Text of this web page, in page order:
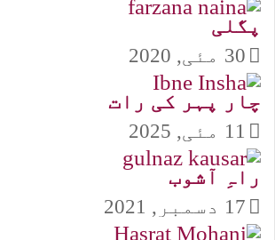
پگلی
30 مئی, 2020
چار پہر کی رات
11 مئی, 2025
راہِ آشوب
17 دسمبر, 2021